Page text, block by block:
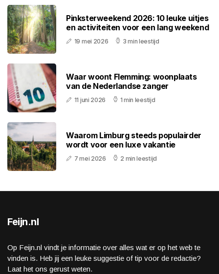
Pinksterweekend 2026: 10 leuke uitjes
en activiteiten voor een lang weekend
19 mei 2026 3 min leestijd
Waar woont Flemming: woonplaats
van de Nederlandse zanger
11 juni 2026 1 min leestijd
Waarom Limburg steeds populairder
wordt voor een luxe vakantie
7 mei 2026 2 min leestijd
Feijn.nl
Op Feijn.nl vindt je informatie over alles wat er op het web te
vinden is. Heb jij een leuke suggestie of tip voor de redactie?
Laat het ons gerust weten.